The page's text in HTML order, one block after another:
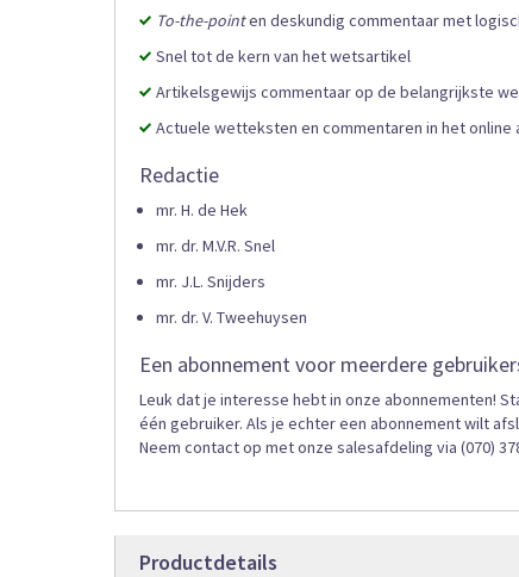
To-the-pointen deskundig commentaar met
Snel tot de kern van het wetsartikel
Artikelsgewijs commentaar op de belangrijkste
Actuele wetteksten en commentaren in het online
Redactie
mr. H. de Hek
mr. dr. M.V.R. Snel
mr. J.L. Snijders
mr. dr. V. Tweehuysen
Een abonnement voor meerdere
Leuk dat je interesse hebt in onze abonnementen!
één gebruiker. Als je echter een abonnement wilt
Neem contact op met onze salesafdeling via (070)
Productdetails